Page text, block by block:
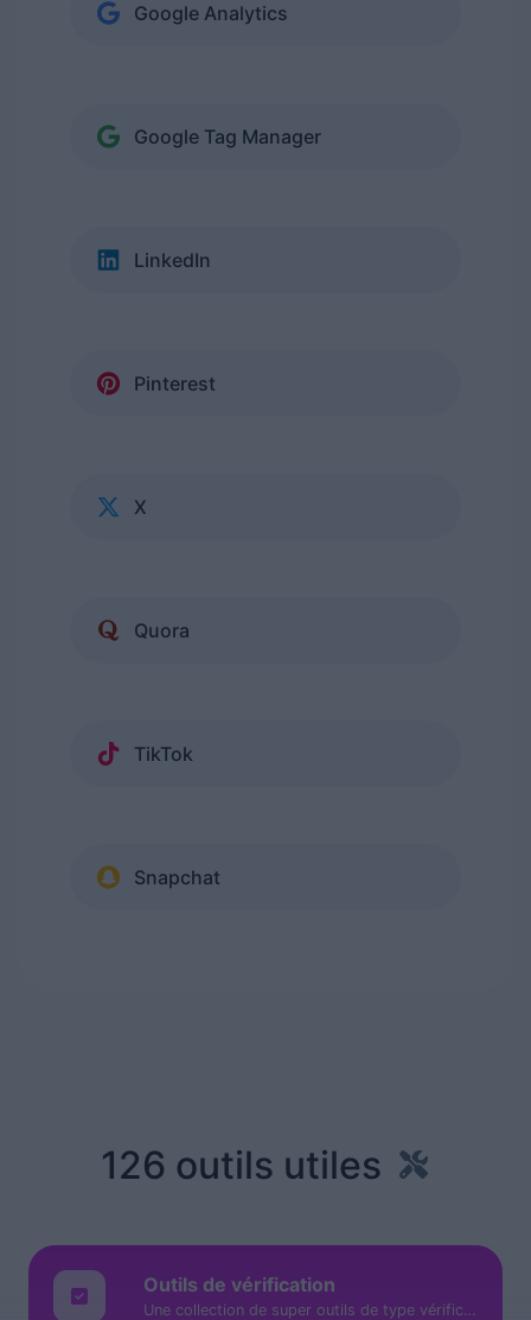
Google Analytics
Google Tag Manager
LinkedIn
Pinterest
X
Quora
TikTok
Snapchat
126 outils utiles
Outils de vérification
Une collection de super outils de type vérificateur pour vous aider à vérifier et valider différents types de choses.